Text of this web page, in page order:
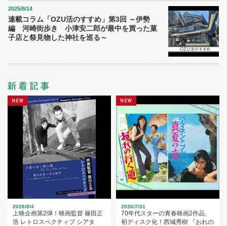
2025/8/14
連載コラム「OZU活のすすめ」第3回 ～伊勢
編 河崎街歩き 小津安二郎が最中を買った菓
子店と祭見物した神社を巡る～
2026/8/4
上映企画第2弾！映画監督 篠田正
浩 レトロスペクティブ シアタ
2026/7/31
70年代スターの青春映画2作品、
初ディスク化！西城秀樹 『おれの